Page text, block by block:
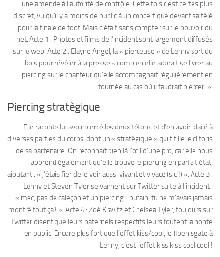
une amende à l’autorité de contrôle. Cette fois c’est certes plus
discret, vu qu’il y a moins de public à un concert que devant sa télé
pour la finale de foot. Mais c’était sans compter sur le pouvoir du
net. Acte 1 : Photos et films de l’incident sont largement diffusés
sur le web. Acte 2 : Elayne Angel, la « pierceuse » de Lenny sort du
bois pour révéler à la presse « combien elle adorait se livrer au
piercing sur le chanteur qu’elle accompagnait régulièrement en
tournée au cas où il faudrait piercer. ».
Piercing stratègique
Elle raconte lui avoir piercé les deux tétons et d’en avoir placé à
diverses parties du corps, dont un « stratégique » qui titille le clitoris
de sa partenaire. On reconnaît bien là l’œil d’une pro, car elle nous
apprend également qu’elle trouve le piercing en parfait état,
ajoutant : « j’étais fier de le voir aussi vivant et vivace (sic !) ». Acte 3 :
Lenny et Steven Tyler se vannent sur Twitter suite à l’incident :
« mec, pas de caleçon et un piercing…putain, tu ne m’avais jamais
montré tout ça ! ». Acte 4 : Zoé Kravitz et Chelsea Tyler, toujours sur
Twitter disent que leurs paternels respectifs leurs foutent la honte
en public. Encore plus fort que l’effet kiss/cool, le #penisgate à
Lenny, c’est l’effet kiss kiss cool cool !